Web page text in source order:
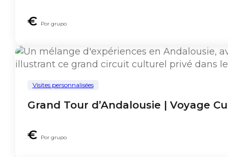
€ Por grupo
Visites personnalisées
Grand Tour d’Andalousie | Voyage
€ Por grupo